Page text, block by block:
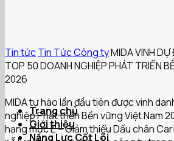
Trang chủ
Giới thiệu
Năng Lực Cốt Lõi
Tin tứcTin Tức Công tyMIDA VINH
TOP 50 DOANH NGHIỆP PHÁT TRIỂN
2026
MIDA tự hào lần đầu tiên được vinh
nghiệp Phát triển Bền vững Việt Nam
hạng mục E – Giảm thiểu Dấu chân